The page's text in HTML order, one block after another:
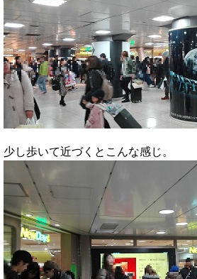
少し歩いて近づくとこんな感じ。